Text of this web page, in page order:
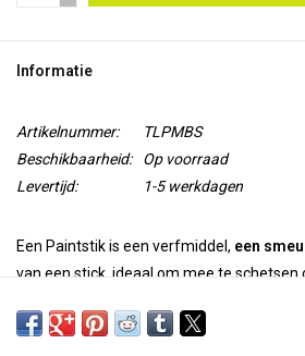
Informatie
Artikelnummer:
TLPMBS
Beschikbaarheid:
Op voorraad
Levertijd:
1-5 werkdagen
Een Paintstik is een verfmiddel, een
van een stick, ideaal om mee te schetsen
een matteafwerkingen iridiserende